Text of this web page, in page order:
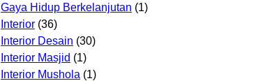
Gaya Hidup Berkelanjutan (1)
Interior (36)
Interior Desain (30)
Interior Masjid (1)
Interior Mushola (1)